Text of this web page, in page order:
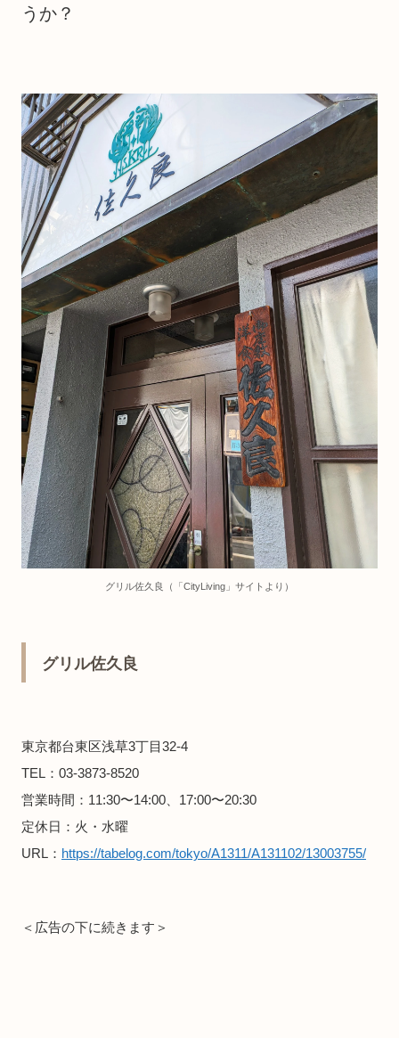
うか？
グリル佐久良（「CityLiving」サイトより）
グリル佐久良
東京都台東区浅草3丁目32-4
TEL：03-3873-8520
営業時間：11:30〜14:00、17:00〜20:30
定休日：火・水曜
URL： https://tabelog.com/tokyo/A1311/A131102/13003755/
＜広告の下に続きます＞